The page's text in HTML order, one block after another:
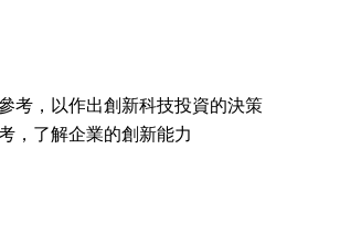
考，以作出創新科技投資的決策
，了解企業的創新能力